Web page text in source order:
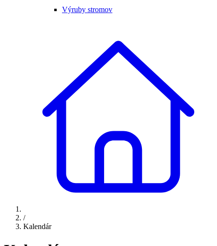
Výruby stromov
/
Kalendár